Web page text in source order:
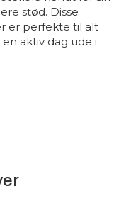
stød. Disse
er perfekte til alt
aktiv dag ude i